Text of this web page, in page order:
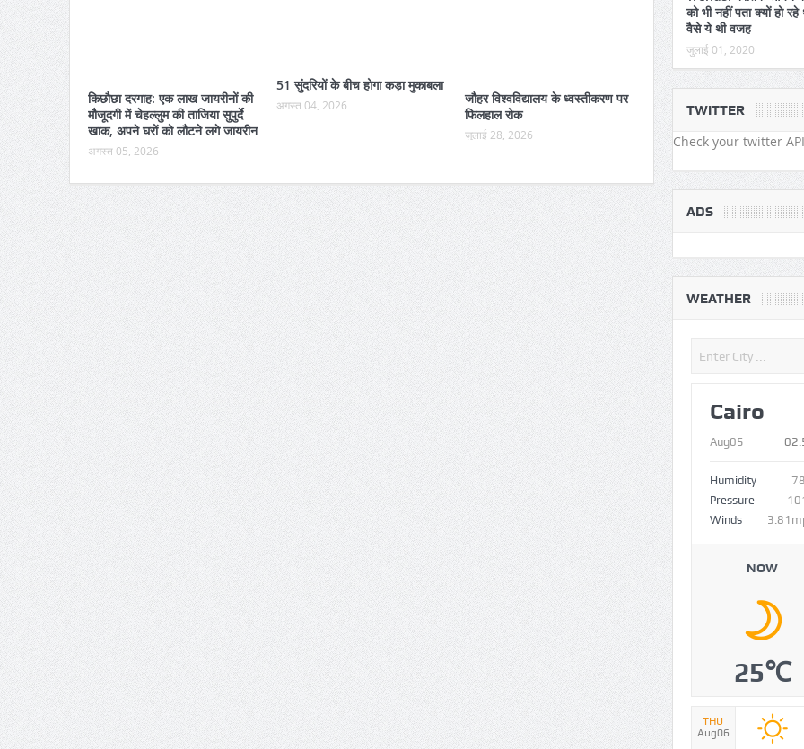
किछौछा दरगाह: एक लाख जायरीनों की
मौजूदगी में चेहल्लुम की ताजिया सुपुर्दे
खाक, अपने घरों को लौटने लगे जायरीन
अगस्त 05, 2026
51 सुंदरियों के बीच होगा कड़ा मुकाबला
अगस्त 04, 2026
जौहर विश्वविद्यालय के ध्वस्तीकरण पर
फिलहाल रोक
जुलाई 28, 2026
को भी नहीं पता क्यों हो
वैसे ये थी वजह
जुलाई 01, 2020
TWITTER
Check your twitter
ADS
WEATHER
Cairo
Aug05
Humidity
Pressure
Winds
NOW
25℃
THU
Aug06